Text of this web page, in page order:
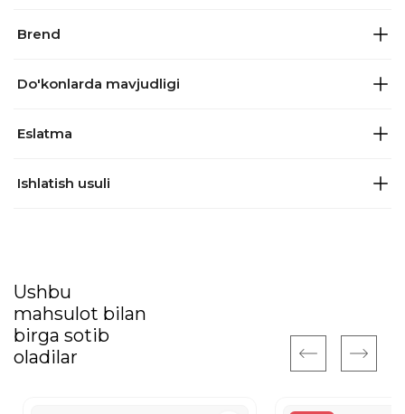
Brend
Do'konlarda mavjudligi
Eslatma
Ishlatish usuli
Ushbu
mahsulot bilan
birga sotib
oladilar